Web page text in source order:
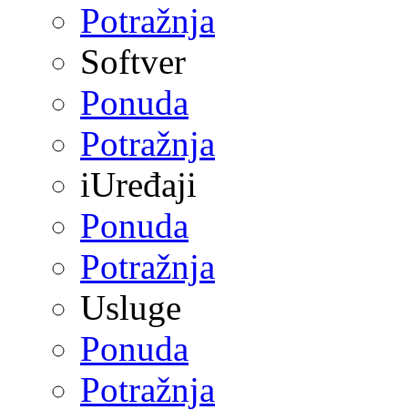
Potražnja
Softver
Ponuda
Potražnja
iUređaji
Ponuda
Potražnja
Usluge
Ponuda
Potražnja